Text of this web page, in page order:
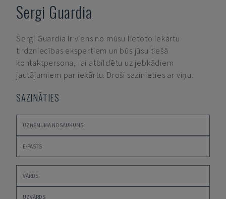
Sergi Guardia
Sergi Guardia Ir viens no mūsu lietoto iekārtu
tirdzniecības ekspertiem un būs jūsu tiešā
kontaktpersona, lai atbildētu uz jebkādiem
jautājumiem par iekārtu. Droši sazinieties ar viņu.
SAZINĀTIES